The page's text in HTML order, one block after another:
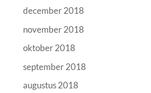
december 2018
november 2018
oktober 2018
september 2018
augustus 2018